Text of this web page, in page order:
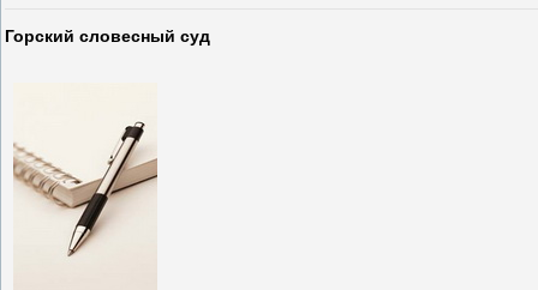
Горский словесный суд